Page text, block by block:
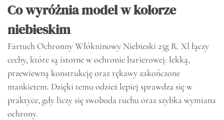
Co wyróżnia model w kolorze
niebieskim
Fartuch Ochronny Włókninowy Niebieski 25g R. Xl łączy
cechy, które są istotne w ochronie barierowej: lekką,
przewiewną konstrukcję oraz rękawy zakończone
mankietem. Dzięki temu odzież lepiej sprawdza się w
praktyce, gdy liczy się swoboda ruchu oraz szybka wymiana
ochrony.